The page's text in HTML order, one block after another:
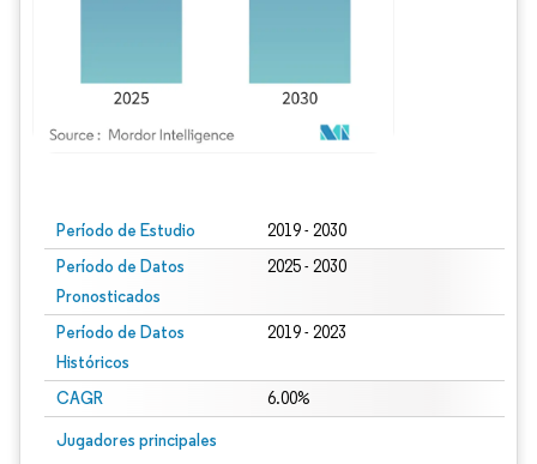
Período de Estudio 2019 - 2030
Período de Datos
Pronosticados
2025 - 2030
Período de Datos
Históricos
2019 - 2023
CAGR 6.00%
Jugadores principales